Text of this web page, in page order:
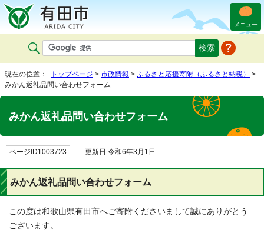
メニュー
現在の位置： トップページ > 市政情報 > ふるさと応援寄附（ふるさと納税）
>
みかん返礼品問い合わせフォーム
みかん返礼品問い合わせフォーム
ページID1003723 更新日 令和6年3月1日
みかん返礼品問い合わせフォーム
この度は和歌山県有田市へご寄附くださいまして誠にありがとう
ございます。